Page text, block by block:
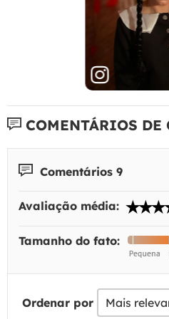
COMENTÁRIOS DE
Comentários 9
Avaliação média:
Tamanho do fato:
Ordenar por